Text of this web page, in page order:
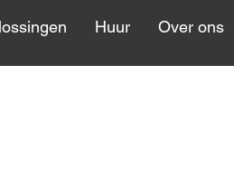
Oplossingen Huur
Huur Over ons